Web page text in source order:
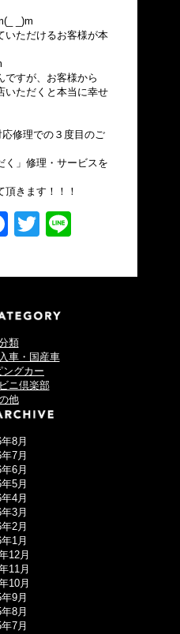
_)m
いただけるお客様が本
ですが、お客様から
いただくと本当に幸せ
修理での３度目のご
く」修理・サービスを
きます！！！
FacebookTwitter
類
車・国産車
ングカー
ニ倶楽部
他
8月
7月
6月
5月
4月
3月
2月
1月
12月
11月
10月
9月
8月
7月